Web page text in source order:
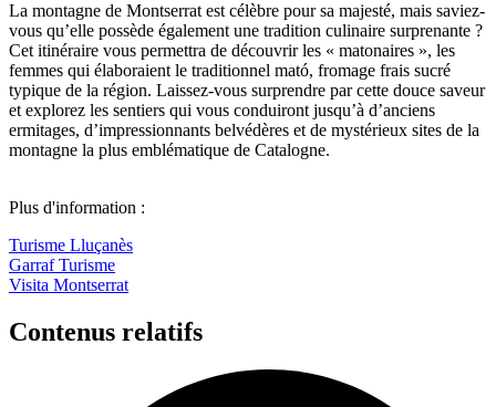
La montagne de Montserrat est célèbre pour sa majesté, mais saviez-
vous qu’elle possède également une tradition culinaire surprenante ?
Cet itinéraire vous permettra de découvrir les « matonaires », les
femmes qui élaboraient le traditionnel mató, fromage frais sucré
typique de la région. Laissez-vous surprendre par cette douce saveur
et explorez les sentiers qui vous conduiront jusqu’à d’anciens
ermitages, d’impressionnants belvédères et de mystérieux sites de la
montagne la plus emblématique de Catalogne.
Plus d'information :
Turisme Lluçanès
Garraf Turisme
Visita Montserrat
Contenus relatifs